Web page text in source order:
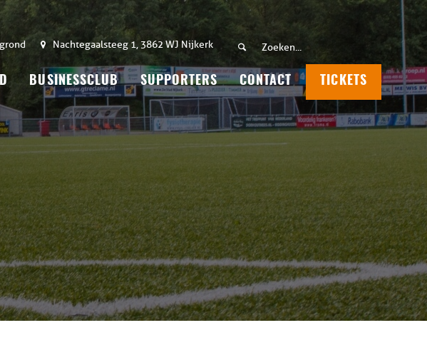
Nachtegaalsteeg 1, 3862 WJ Nijkerk
BUSINESSCLUB SUPPORTERS CONTACT TICKETS